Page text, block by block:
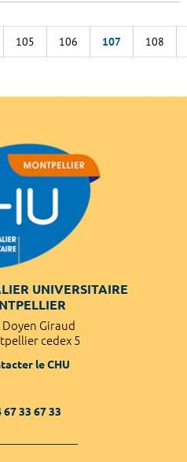
105 106 107 108
UNIVERSITAIRE
Doyen Giraud
cedex 5
le CHU
67 33 67 33